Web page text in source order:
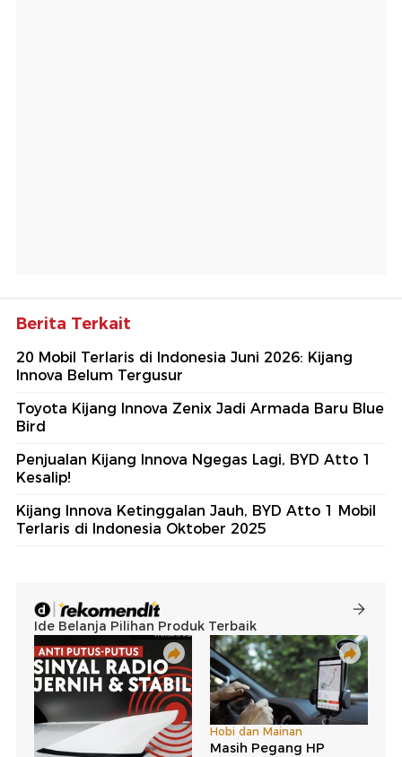
Berita Terkait
20 Mobil Terlaris di Indonesia Juni 2026: Kijang
Innova Belum Tergusur
Toyota Kijang Innova Zenix Jadi Armada Baru Blue
Bird
Penjualan Kijang Innova Ngegas Lagi, BYD Atto 1
Kesalip!
Kijang Innova Ketinggalan Jauh, BYD Atto 1 Mobil
Terlaris di Indonesia Oktober 2025